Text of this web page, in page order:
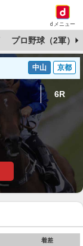
dメニュー
プロ野球（2軍）
中山 京都
6R
着差